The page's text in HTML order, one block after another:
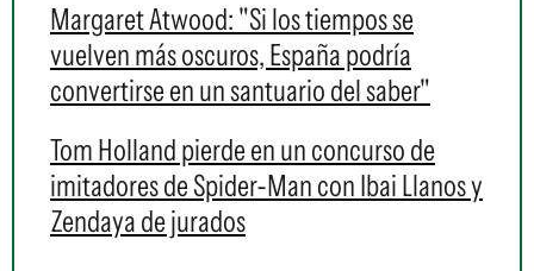
Margaret Atwood: "Si los tiempos se
vuelven más oscuros, España podría
convertirse en un santuario del saber"
Tom Holland pierde en un concurso de
imitadores de Spider-Man con Ibai Llanos y
Zendaya de jurados